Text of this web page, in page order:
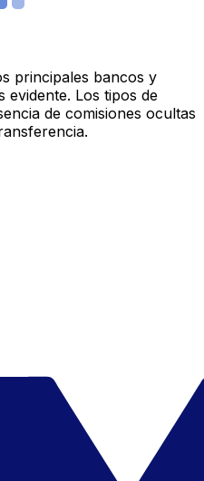
principales bancos y
evidente. Los tipos de
de comisiones ocultas